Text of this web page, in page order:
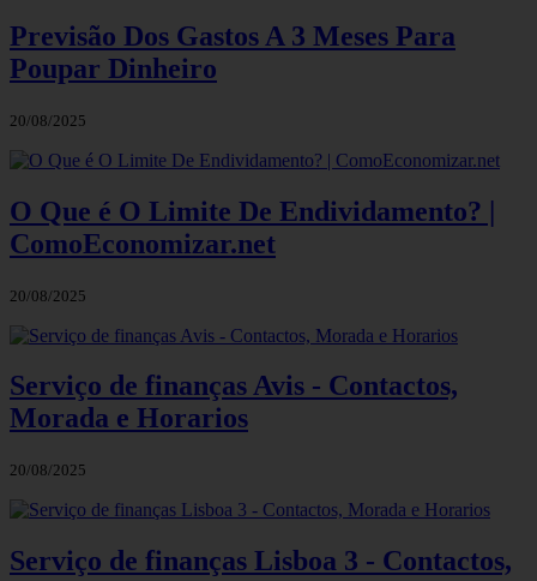
Previsão Dos Gastos A 3 Meses Para
Poupar Dinheiro
20/08/2025
O Que é O Limite De Endividamento? |
ComoEconomizar.net
20/08/2025
Serviço de finanças Avis - Contactos,
Morada e Horarios
20/08/2025
Serviço de finanças Lisboa 3 - Contactos,